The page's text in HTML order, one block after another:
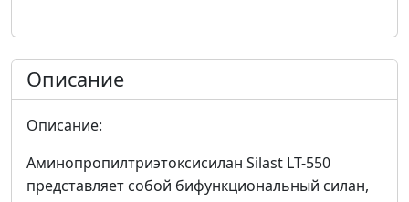
Описание
Описание:
Аминопропилтриэтоксисилан Silast LT-550
представляет собой бифункциональный силан,